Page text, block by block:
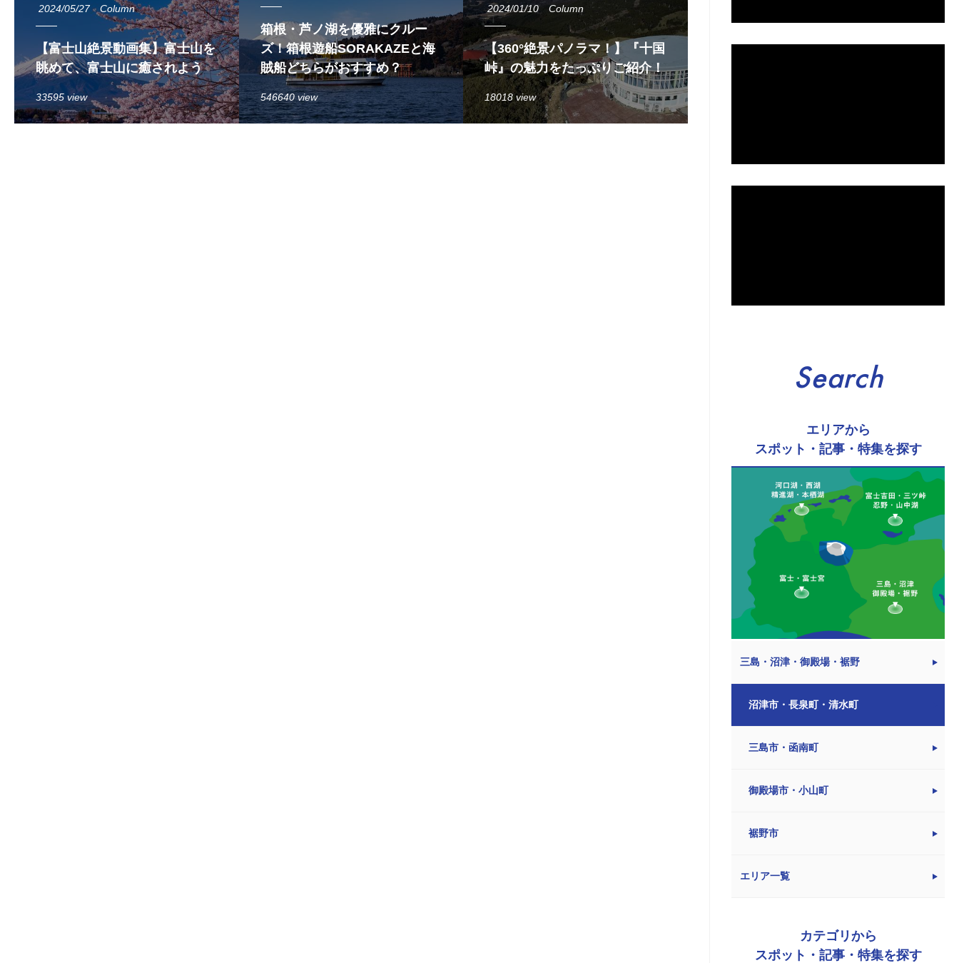
2024/05/27 Column
【富士山絶景動画集】富士山を
眺めて、富士山に癒されよう
33595 view
箱根・芦ノ湖を優雅にクルー
ズ！箱根遊船SORAKAZEと海
賊船どちらがおすすめ？
546640 view
2024/01/10 Column
【360°絶景パノラマ！】『十国
峠』の魅力をたっぷりご紹介！
18018 view
Search
エリアから
スポット・記事・特集を探す
三島・沼津・御殿場・裾野
沼津市・長泉町・清水町
三島市・函南町
御殿場市・小山町
裾野市
エリア一覧
カテゴリから
スポット・記事・特集を探す